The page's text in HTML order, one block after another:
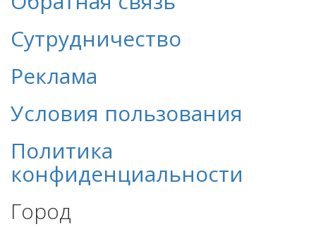
Сутрудничество
Реклама
Условия пользования
Политика
конфиденциальности
Город